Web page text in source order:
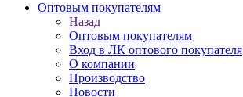
Оптовым покупателям
Назад
Оптовым покупателям
Вход в ЛК оптового покупателя
О компании
Производство
Новости